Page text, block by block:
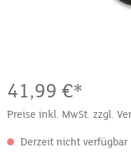
41,99 €*
Preise inkl. MwSt. zzgl.
Derzeit nicht verfügbar